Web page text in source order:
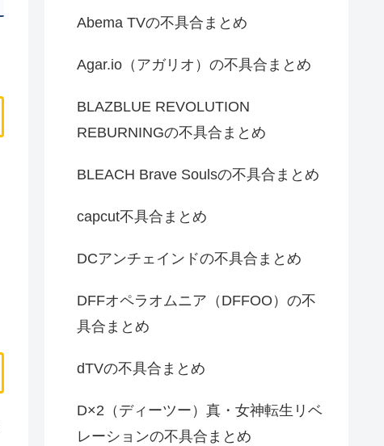
Abema TVの不具合まとめ
Agar.io（アガリオ）の不具合まとめ
BLAZBLUE REVOLUTION
REBURNINGの不具合まとめ
BLEACH Brave Soulsの不具合まとめ
capcut不具合まとめ
DCアンチェインドの不具合まとめ
DFFオペラオムニア（DFFOO）の不
具合まとめ
dTVの不具合まとめ
D×2（ディーツー）真・女神転生リベ
レーションの不具合まとめ